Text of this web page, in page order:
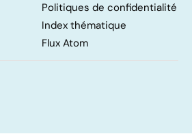
Politiques de confidentialité
Index thématique
Flux Atom